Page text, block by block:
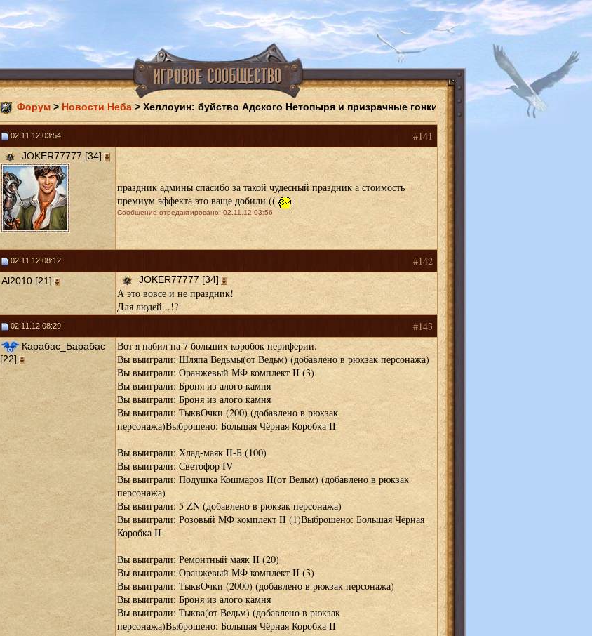
Форум> Новости Неба> Хеллоуин: буйство Адского Нетопыря и призрачные гонки
02.11.12 03:54 #141
JOKER77777 [34]
праздник админы спасибо за такой чудесный праздник а стоимость
премиум эффекта это ваще добили ((
Сообщение отредактировано: 02.11.12 03:56
02.11.12 08:12 #142
Al2010 [21] JOKER77777 [34]
А это вовсе и не праздник!
Для людей...!?
02.11.12 08:29 #143
Карабас_Барабас
[22]
Вот я набил на 7 больших коробок периферии.
Вы выиграли: Шляпа Ведьмы(от Ведьм) (добавлено в рюкзак персонажа)
Вы выиграли: Оранжевый МФ комплект II (3)
Вы выиграли: Броня из алого камня
Вы выиграли: Броня из алого камня
Вы выиграли: ТыквОчки (200) (добавлено в рюкзак
персонажа)Выброшено: Большая Чёрная Коробка II
Вы выиграли: Хлад-маяк II-Б (100)
Вы выиграли: Светофор IV
Вы выиграли: Подушка Кошмаров II(от Ведьм) (добавлено в рюкзак
персонажа)
Вы выиграли: 5 ZN (добавлено в рюкзак персонажа)
Вы выиграли: Розовый МФ комплект II (1)Выброшено: Большая Чёрная
Коробка II
Вы выиграли: Ремонтный маяк II (20)
Вы выиграли: Оранжевый МФ комплект II (3)
Вы выиграли: ТыквОчки (2000) (добавлено в рюкзак персонажа)
Вы выиграли: Броня из алого камня
Вы выиграли: Тыква(от Ведьм) (добавлено в рюкзак
персонажа)Выброшено: Большая Чёрная Коробка II